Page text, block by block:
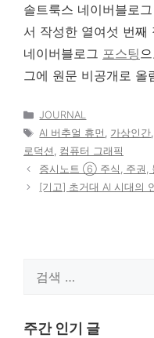
솔트룩스 네이버블로
서 작성한 열여섯 번
네이버블로그 포스팅
그에 원문 비공개로
카
테
리
JOURNAL
태
그
AI 버추얼 휴먼 , 가상인간,
로덕션 , 컴퓨터 그래픽
증시노트 ⑥ 주식, 주권,
[기고] 초거대 AI 시대의
주간 인기 글